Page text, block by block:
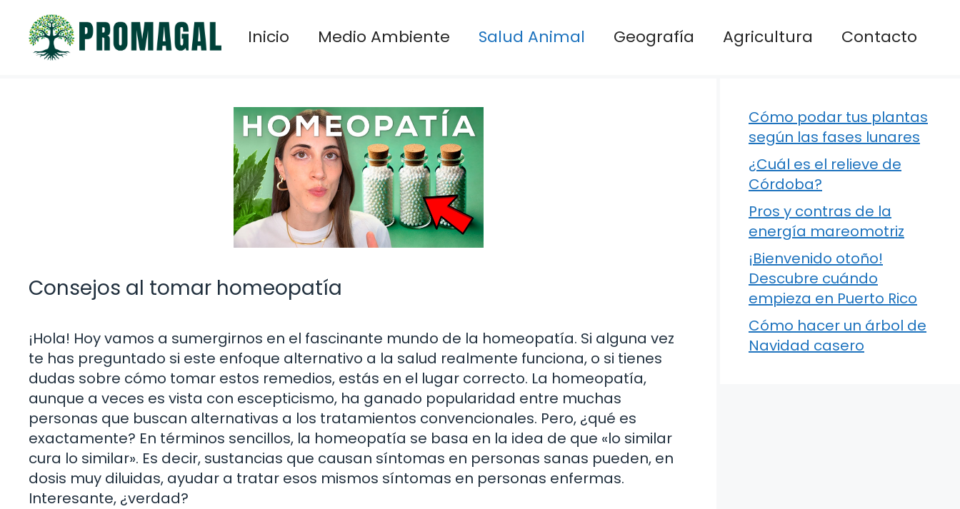
contenido
Inicio Medio Ambiente Salud Animal Geografía Agricultura Contacto
Consejos al tomar homeopatía
¡Hola! Hoy vamos a sumergirnos en el fascinante mundo de la homeopatía. Si alguna vez
te has preguntado si este enfoque alternativo a la salud realmente funciona, o si tienes
dudas sobre cómo tomar estos remedios, estás en el lugar correcto. La homeopatía,
aunque a veces es vista con escepticismo, ha ganado popularidad entre muchas
personas que buscan alternativas a los tratamientos convencionales. Pero, ¿qué es
exactamente? En términos sencillos, la homeopatía se basa en la idea de que «lo similar
cura lo similar». Es decir, sustancias que causan síntomas en personas sanas pueden, en
dosis muy diluidas, ayudar a tratar esos mismos síntomas en personas enfermas.
Interesante, ¿verdad?
Cómo podar tus plantas
según las fases lunares
¿Cuál es el relieve de
Córdoba?
Pros y contras de la
energía mareomotriz
¡Bienvenido otoño!
Descubre cuándo
empieza en Puerto Rico
Cómo hacer un árbol de
Navidad casero